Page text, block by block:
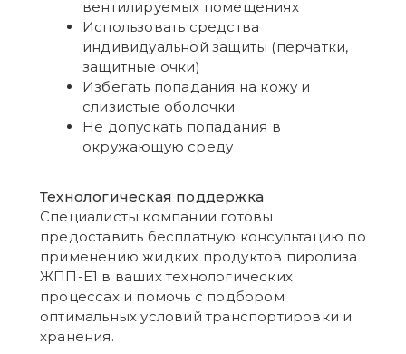
вентилируемых помещениях
Использовать средства
индивидуальной защиты (перчатки,
защитные очки)
Избегать попадания на кожу и
слизистые оболочки
Не допускать попадания в
окружающую среду
Технологическая поддержка
Специалисты компании готовы
предоставить бесплатную консультацию по
применению жидких продуктов пиролиза
ЖПП-Е1 в ваших технологических
процессах и помочь с подбором
оптимальных условий транспортировки и
хранения.